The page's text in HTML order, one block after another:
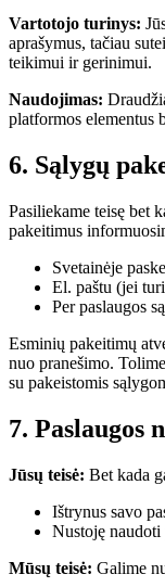
Vartotojo turinys:
aprašymus, tačiau
teikimui ir gerinimui.
Naudojimas:
platformos elementus
6. Sąlygų
Pasiliekame teisę bet
pakeitimus
Svetainėje
El. paštu (jei
Per paslaugos
Esminių pakeitimų
nuo pranešimo.
su pakeistomis
7. Paslaugos
Jūsų teisė: Bet kada
Ištrynus savo
Nustoję naudoti
Mūsų teisė: Galime